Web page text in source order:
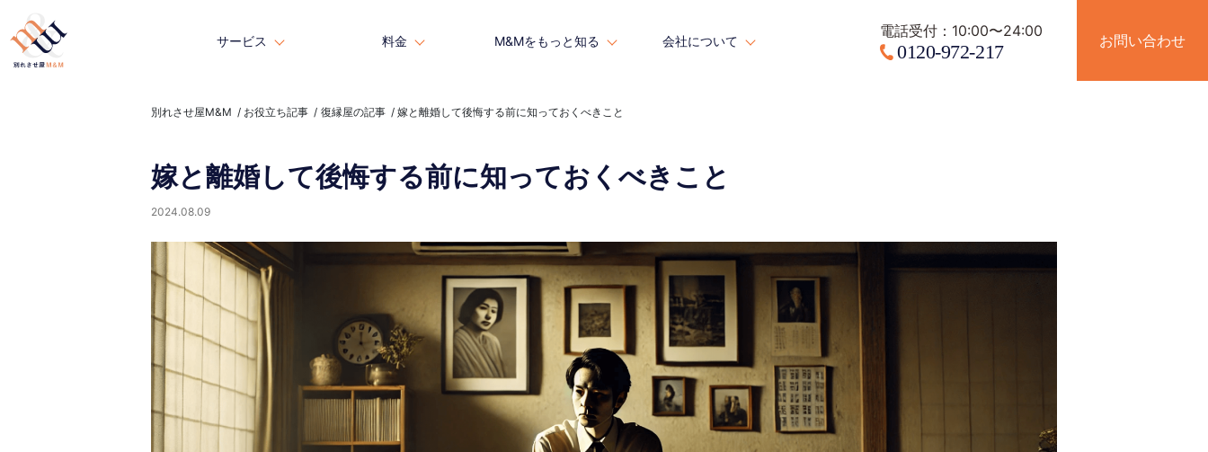
サービス 料金 M&Mをもっと知る 会社について
電話受付：10:00〜24:00
お問い合わせ
サービス 料金 M&Mをもっと知る 会社について
電話受付：10:00〜24:00
お問い合わせ
別れさせ屋M&M お役立ち記事 復縁屋の記事 嫁と離婚して後悔する前に知っておくべきこと
嫁と離婚して後悔する前に知っておくべきこと
2024.08.09